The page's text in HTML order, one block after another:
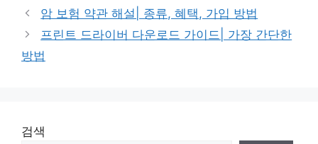
암 보험 약관 해설| 종류, 혜택, 가입 방법
프린트 드라이버 다운로드 가이드| 가장 간단한
방법
검색